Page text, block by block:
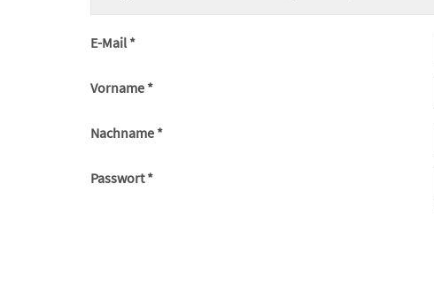
E-Mail *
Vorname *
Nachname *
Passwort *